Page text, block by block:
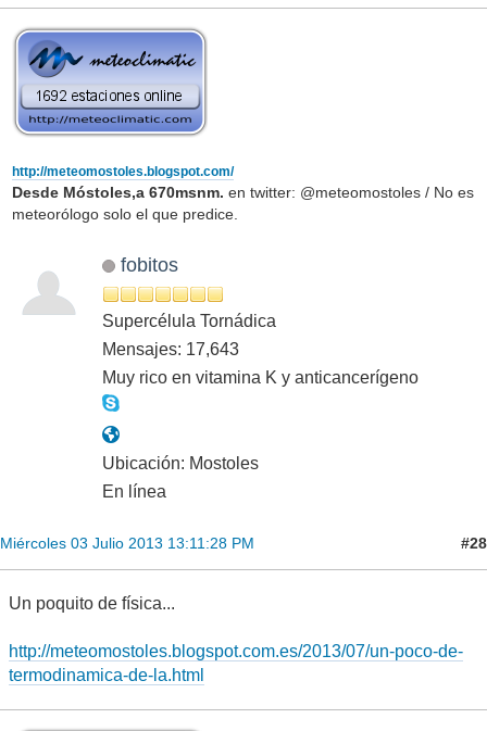
http://meteomostoles.blogspot.com/
Desde Móstoles,a 670msnm. en twitter: @meteomostoles / No es
meteorólogo solo el que predice.
fobitos
Supercélula Tornádica
Mensajes: 17,643
Muy rico en vitamina K y anticancerígeno
Ubicación: Mostoles
En línea
Miércoles 03 Julio 2013 13:11:28 PM #28
Un poquito de física...
http://meteomostoles.blogspot.com.es/2013/07/un-poco-de-
termodinamica-de-la.html